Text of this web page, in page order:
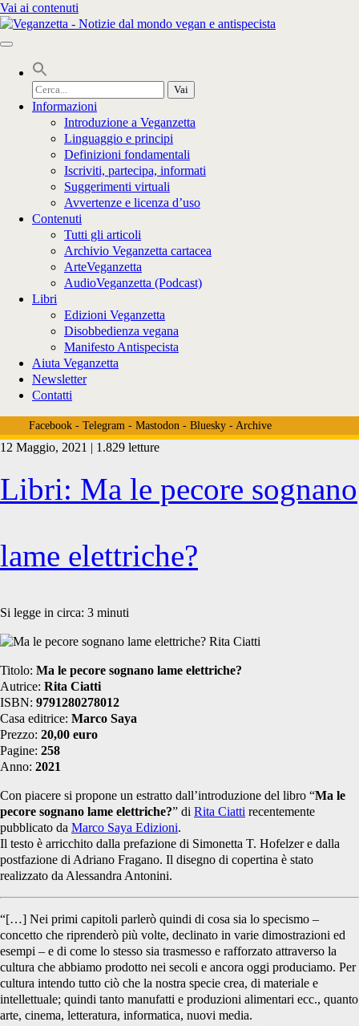
Vai ai contenuti
Cerca
per:
Informazioni
Introduzione a Veganzetta
Linguaggio e principi
Definizioni fondamentali
Iscriviti, partecipa, informati
Suggerimenti virtuali
Avvertenze e licenza d’uso
Contenuti
Tutti gli articoli
Archivio Veganzetta cartacea
ArteVeganzetta
AudioVeganzetta (Podcast)
Libri
Edizioni Veganzetta
Disobbedienza vegana
Manifesto Antispecista
Aiuta Veganzetta
Newsletter
Contatti
Facebook- Telegram- Mastodon- Bluesky- Archive
Tag:
<span>Simonetta
T.
Hofelzer</span>
12 Maggio, 2021 | 1.829 letture
Libri: Ma le pecore sognano
lame elettriche?
Si legge in circa: 3 minuti
Titolo: Ma le pecore sognano lame elettriche?
Autrice: Rita Ciatti
ISBN: 9791280278012
Casa editrice: Marco Saya
Prezzo: 20,00 euro
Pagine: 258
Anno: 2021
Con piacere si propone un estratto dall’introduzione del libro “Ma le
pecore sognano lame elettriche?” di Rita Ciatti recentemente
pubblicato da Marco Saya Edizioni.
Il testo è arricchito dalla prefazione di Simonetta T. Hofelzer e dalla
postfazione di Adriano Fragano. Il disegno di copertina è stato
realizzato da Alessandra Antonini.
“[…] Nei primi capitoli parlerò quindi di cosa sia lo specismo –
concetto che riprenderò più volte, declinato in varie dimostrazioni ed
esempi – e di come lo stesso sia trasmesso e rafforzato attraverso la
cultura che abbiamo prodotto nei secoli e ancora oggi produciamo. Per
cultura intendo tutto ciò che la nostra specie crea, di materiale e
intellettuale; quindi tanto manufatti e produzioni alimentari ecc., quanto
arte, cinema, letteratura, informatica, nuovi media.